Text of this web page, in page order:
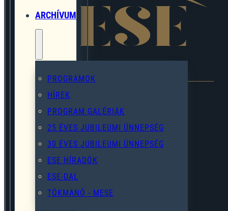
ARCHÍVUM
PROGRAMOK
HÍREK
PROGRAM GALÉRIÁK
25 ÉVES JUBILEUMI ÜNNEPSÉG
30 ÉVES JUBILEUMI ÜNNEPSÉG
ESE HÍRADÓK
ESE-DAL
TÖKMANÓ - MESE
pecel@egymast-segito.hu